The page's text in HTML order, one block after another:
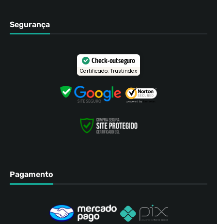
Segurança
Check-out seguro
Certificado: Trustindex
Pagamento